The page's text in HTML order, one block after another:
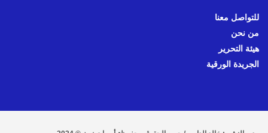
للتواصل معنا
من نحن
هيئة التحرير
الجريدة الورقية